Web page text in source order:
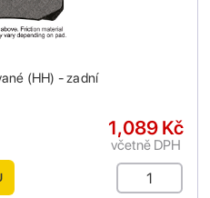
(HH) - zadní
1,089 Kč
včetně DPH